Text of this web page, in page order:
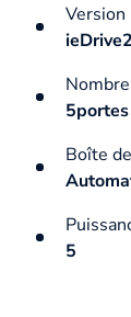
Version
5portes
Boîte
5